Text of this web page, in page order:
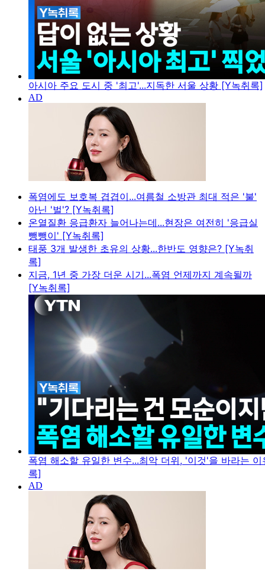
아시아 주요 도시 중 '최고'...지독한 서울 상황 [Y녹취록]
폭염에도 보호복 겹겹이...여름철 소방관 최대 적은 '불'
아닌 '벌'? [Y녹취록]
온열질환 응급환자 늘어나는데...현장은 여전히 '응급실
뺑뺑이' [Y녹취록]
태풍 3개 발생한 초유의 상황...한반도 영향은? [Y녹취
록]
지금, 1년 중 가장 더운 시기...폭염 언제까지 계속될까
[Y녹취록]
폭염 해소할 유일한 변수...최악 더위, '이것'을 바라는
록]